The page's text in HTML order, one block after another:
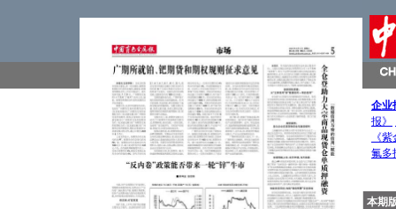
企业
报》
《
氟多
本期